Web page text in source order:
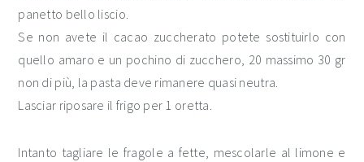
panetto bello liscio.
Se non avete il cacao zuccherato potete sostituirlo con
quello amaro e un pochino di zucchero, 20 massimo 30 gr
non di più, la pasta deve rimanere quasi neutra.
Lasciar riposare il frigo per 1 oretta.
Intanto tagliare le fragole a fette, mescolarle al limone e